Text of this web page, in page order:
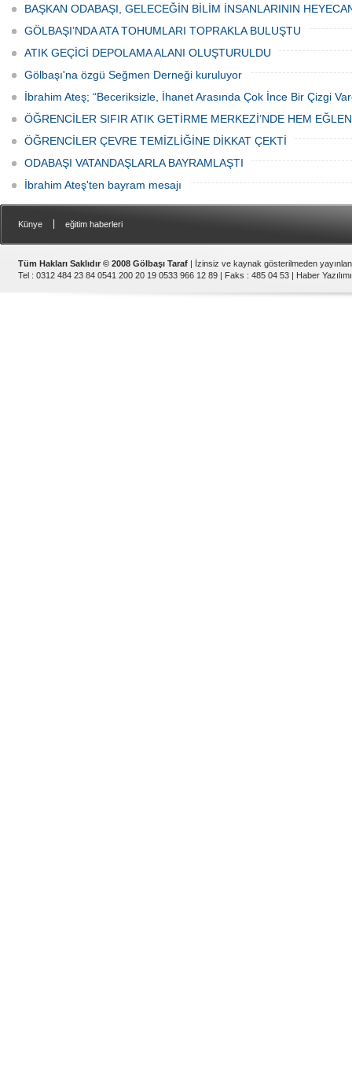
canından bezdi.
BAŞKAN ODABAŞI, GELECEĞİN BİLİM İNSANLARININ
GÖLBAŞI’NDA ATA TOHUMLARI TOPRAKLA BULUŞTU
ATIK GEÇİCİ DEPOLAMA ALANI OLUŞTURULDU
Gölbaşı'na özgü Seğmen Derneği kuruluyor
İbrahim Ateş; “Beceriksizle, İhanet Arasında Çok İnce Bir Çizgi
ÖĞRENCİLER SIFIR ATIK GETİRME MERKEZİ’NDE HEM
ÖĞRENCİLER ÇEVRE TEMİZLİĞİNE DİKKAT ÇEKTİ
ODABAŞI VATANDAŞLARLA BAYRAMLAŞTI
İbrahim Ateş'ten bayram mesajı
Künye eğitim haberleri
Tüm Hakları Saklıdır © 2008 Gölbaşı Taraf | İzinsiz ve kaynak gösterilmeden
Tel : 0312 484 23 84 0541 200 20 19 0533 966 12 89 | Faks : 485 04 53 | Haber Yazılımı